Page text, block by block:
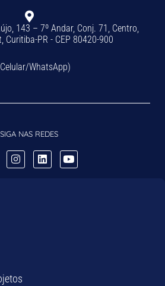
143 – 7º Andar, Conj. 71, Centro,
Curitiba-PR - CEP 80420-900
WhatsApp)
SIGA NAS REDES